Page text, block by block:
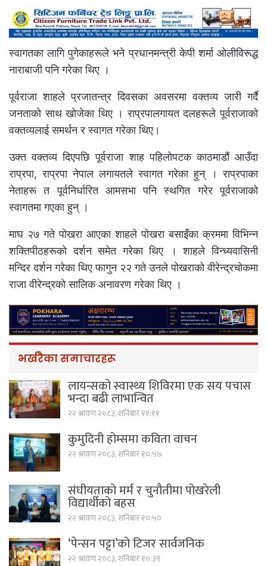
स्वागतका लागि पुगेकाहरूले भने प्रधानमन्त्री केपी शर्मा ओलीविरूद्ध
नाराबाजी पनि गरेका थिए ।
पूर्वराजा शाहले प्रजातन्त्र दिवसका अवसरमा वक्तव्य जारी गर्दै
जनताको साथ खोजेका थिए । राप्रपालगायत दलहरूले पूर्वराजाको
वक्तव्यलाई समर्थन र स्वागत गरेका थिए।
उक्त वक्तव्य दिएपछि पूर्वराजा शाह पहिलोपटक काठमाडौं आउँदा
राप्रपा, राप्रपा नेपाल लगायतले स्वागत गरेका हुन् । राप्रपाका
नेताहरू त पूर्वनिर्धारित आमसभा पनि स्थगित गरेर पूर्वराजाको
स्वागतमा गएका हुन् ।
माघ २७ गते पोखरा आएका शाहले पोखरा बसाइँका क्रममा विभिन्न
शक्तिपीठहरूको दर्शन समेत गरेका थिए । शाहले विन्ध्यवासिनी
मन्दिर दर्शन गरेका थिए फागुन २२ गते उनले पोखराको वीरेन्द्रचोकमा
राजा वीरेन्द्रको सालिक अनावरण गरेका थिए ।
भर्खरैका समाचारहरू
लायन्सको स्वास्थ्य शिविरमा एक सय पचास
भन्दा बढी लाभान्वित
२२ श्रावण २०८३, शनिबार ११:११
कुमुदिनी होम्समा कविता वाचन
२२ श्रावण २०८३, शनिबार १०:५७
संघीयताको मर्म र चुनौतीमा पोखरेली
विद्यार्थीको बहस
२२ श्रावण २०८३, शनिबार १०:५०
‘पेन्सन पट्टा’को टिजर सार्वजनिक
२२ श्रावण २०८३, शनिबार १०:३९